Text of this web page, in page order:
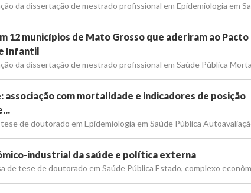
da dissertação de mestrado profissional em Epidemiologia em
12 municípios de Mato Grosso que aderiram ao Pacto
Infantil
da dissertação de mestrado profissional em Saúde Pública
associação com mortalidade e indicadores de posição
de doutorado em Epidemiologia em Saúde Pública
industrial da saúde e política externa
de tese de doutorado em Saúde Pública Estado, complexo